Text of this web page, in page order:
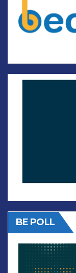
BE POLL